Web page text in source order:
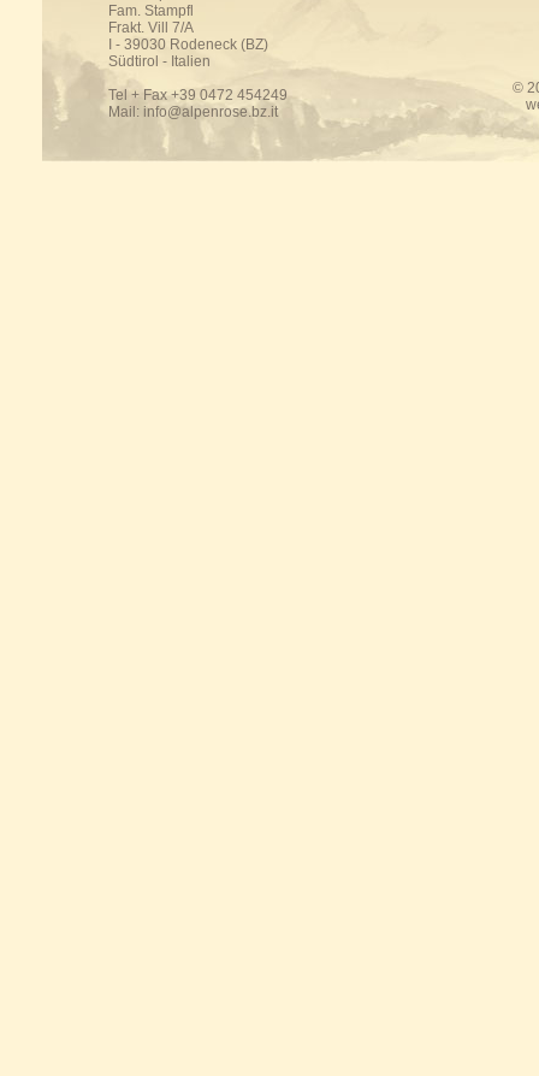
Fam. Stampfl
Frakt. Vill 7/A
I - 39030 Rodeneck (BZ)
Südtirol - Italien
Tel + Fax +39 0472 454249
Mail: info@alpenrose.bz.it
©